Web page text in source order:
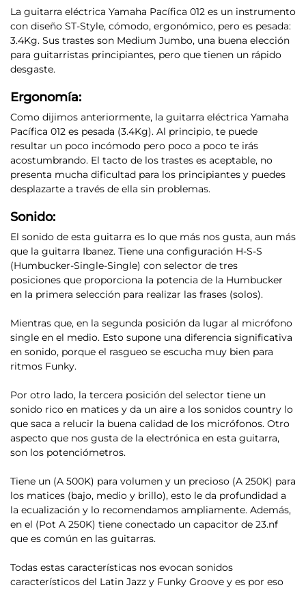
La guitarra eléctrica Yamaha Pacífica 012 es un instrumento
con diseño ST-Style, cómodo, ergonómico, pero es pesada:
3.4Kg. Sus trastes son Medium Jumbo, una buena elección
para guitarristas principiantes, pero que tienen un rápido
desgaste.
Ergonomía:
Como dijimos anteriormente, la guitarra eléctrica Yamaha
Pacífica 012 es pesada (3.4Kg). Al principio, te puede
resultar un poco incómodo pero poco a poco te irás
acostumbrando. El tacto de los trastes es aceptable, no
presenta mucha dificultad para los principiantes y puedes
desplazarte a través de ella sin problemas.
Sonido:
El sonido de esta guitarra es lo que más nos gusta, aun más
que la guitarra Ibanez. Tiene una configuración H-S-S
(Humbucker-Single-Single) con selector de tres
posiciones que proporciona la potencia de la Humbucker
en la primera selección para realizar las frases (solos).
Mientras que, en la segunda posición da lugar al micrófono
single en el medio. Esto supone una diferencia significativa
en sonido, porque el rasgueo se escucha muy bien para
ritmos Funky.
Por otro lado, la tercera posición del selector tiene un
sonido rico en matices y da un aire a los sonidos country lo
que saca a relucir la buena calidad de los micrófonos. Otro
aspecto que nos gusta de la electrónica en esta guitarra,
son los potenciómetros.
Tiene un (A 500K) para volumen y un precioso (A 250K) para
los matices (bajo, medio y brillo), esto le da profundidad a
la ecualización y lo recomendamos ampliamente. Además,
en el (Pot A 250K) tiene conectado un capacitor de 23.nf
que es común en las guitarras.
Todas estas características nos evocan sonidos
característicos del Latin Jazz y Funky Groove y es por eso